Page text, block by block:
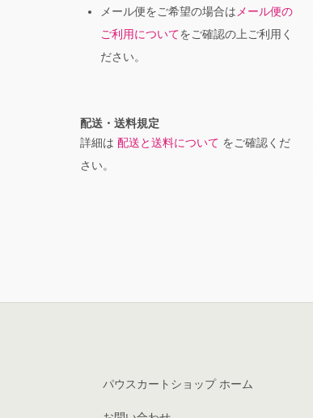
メール便をご希望の場合はメール便の
ご利用についてをご確認の上ご利用く
ださい。
配送・送料規定
詳細は 配送と送料について をご確認くだ
さい。
パウスカートショップ ホーム